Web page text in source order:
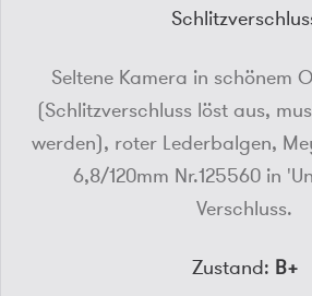
Seltene Kamera in schönem
(Schlitzverschluss löst aus,
werden), roter Lederbalgen,
6,8/120mm Nr.125560 in
Verschluss.
Zustand: B+